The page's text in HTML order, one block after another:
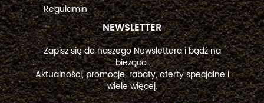
Regulamin
NEWSLETTER
Zapisz się do naszego Newslettera i bądź na
bieżąco.
Aktualności, promocje, rabaty, oferty specjalne i
wiele więcej.